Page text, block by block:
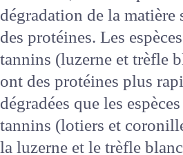
Des différences entre
ont été observées, à la
la dégradation de la
sèche et des protéines.
espèces sans tannins
et trèfle blanc) ont des
plus rapidement